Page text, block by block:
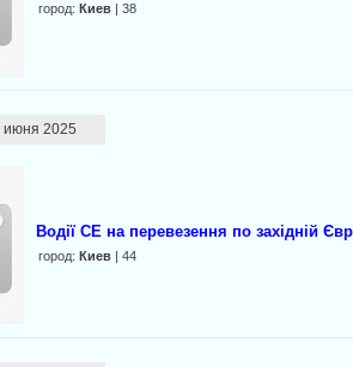
город: Киев| 38
июня 2025
Водії СЕ на перевезення по західній
город: Киев| 44